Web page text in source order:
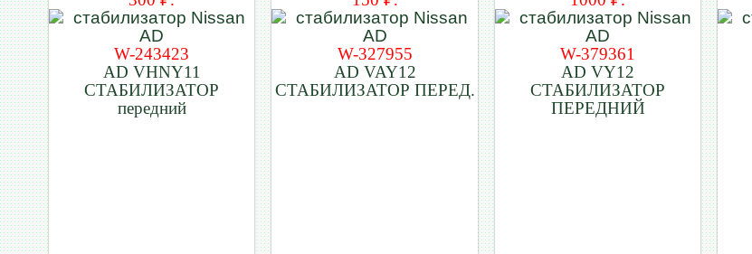
W-243423
AD VHNY11
СТАБИЛИЗАТОР
передний
W-327955
AD VAY12
СТАБИЛИЗАТОР ПЕРЕД.
W-379361
AD VY12
СТАБИЛИЗАТОР
ПЕРЕДНИЙ